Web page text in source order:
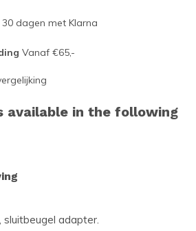
dagen met Klarna
Vanaf €65,-
available in the following
sluitbeugel adapter.